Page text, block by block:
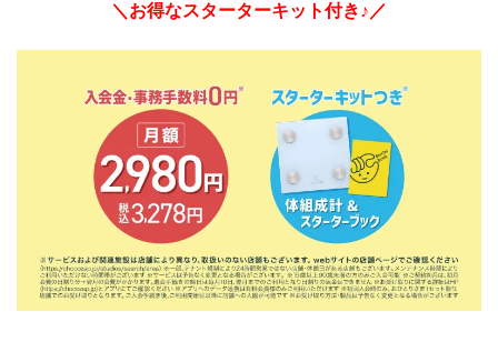
＼お得なスターターキット付き♪／